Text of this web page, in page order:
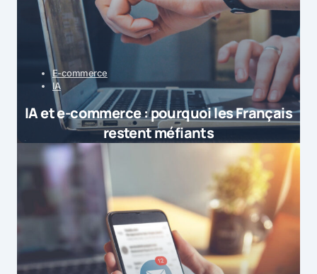
E-commerce
IA
IA et e-commerce : pourquoi les Français
restent méfiants